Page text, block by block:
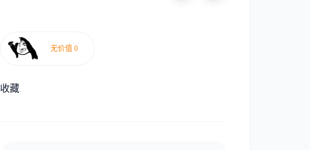
收藏